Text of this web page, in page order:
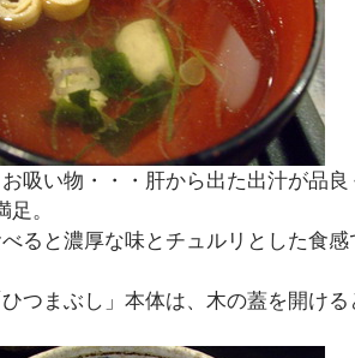
お吸い物・・・肝から出た出汁が品
足。
ると濃厚な味とチュルリとした食
つまぶし」本体は、木の蓋を開け